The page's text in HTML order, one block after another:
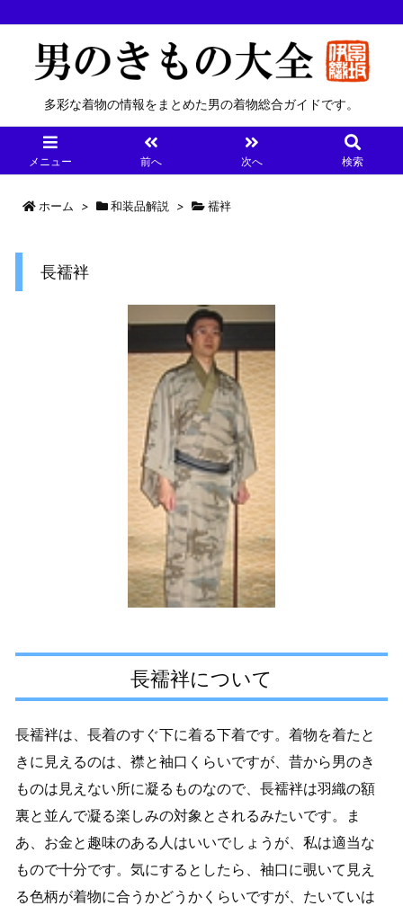
多彩な着物の情報をまとめた男の着物総合ガイドです。
メニュー 前へ 次へ 検索
ホーム > 和装品解説 > 襦袢
長襦袢
長襦袢について
長襦袢は、長着のすぐ下に着る下着です。着物を着たと
きに見えるのは、襟と袖口くらいですが、昔から男のき
ものは見えない所に凝るものなので、長襦袢は羽織の額
裏と並んで凝る楽しみの対象とされるみたいです。ま
あ、お金と趣味のある人はいいでしょうが、私は適当な
もので十分です。気にするとしたら、袖口に覗いて見え
る色柄が着物に合うかどうかくらいですが、たいていは